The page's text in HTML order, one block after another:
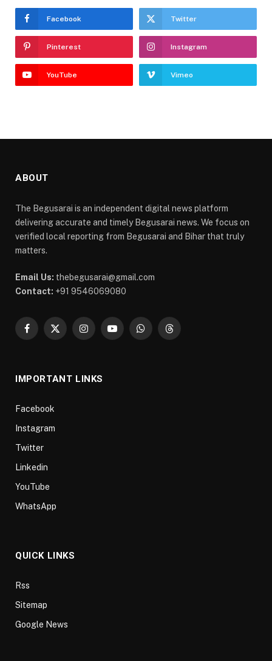
Facebook Twitter
Pinterest Instagram
YouTube Vimeo
ABOUT
The Begusarai is an independent digital news platform
delivering accurate and timely Begusarai news. We focus on
verified local reporting from Begusarai and Bihar that truly
matters.
Email Us: thebegusarai@gmail.com
Contact: +91 9546069080
Facebook
X
InstagramYouTubeWhatsAppThreads
IMPORTANT LINKS
Facebook
Instagram
Twitter
Linkedin
YouTube
WhatsApp
QUICK LINKS
Rss
Sitemap
Google News